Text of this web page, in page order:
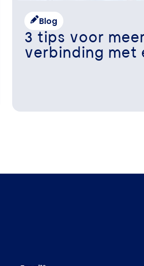
Blog
3 tips voor
verbinding met